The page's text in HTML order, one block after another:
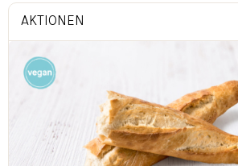
AKTIONEN